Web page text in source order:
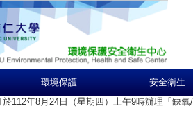
環境保護 安全衛生
於112年8月24日（星期四）上午9時辦理「缺